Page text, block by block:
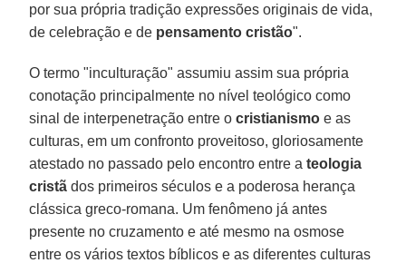
por sua própria tradição expressões originais de vida,
de celebração e de pensamento cristão".
O termo "inculturação" assumiu assim sua própria
conotação principalmente no nível teológico como
sinal de interpenetração entre ocristianismo e as
culturas, em um confronto proveitoso, gloriosamente
atestado no passado pelo encontro entre ateologia
cristã dos primeiros séculos e a poderosa herança
clássica greco-romana. Um fenômeno já antes
presente no cruzamento e até mesmo na osmose
entre os vários textos bíblicos e as diferentes culturas